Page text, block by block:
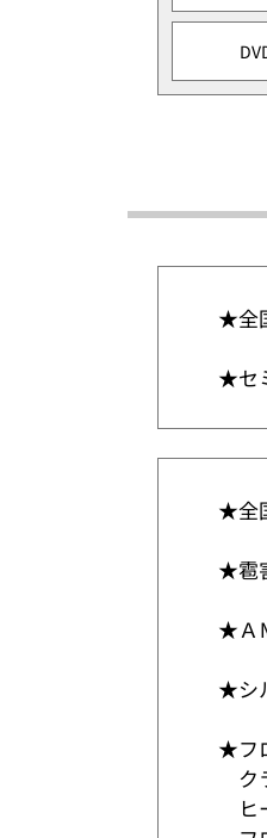
★全
★セ
★全
★雹
★Ａ
★シ
★フ
ク
ヒ